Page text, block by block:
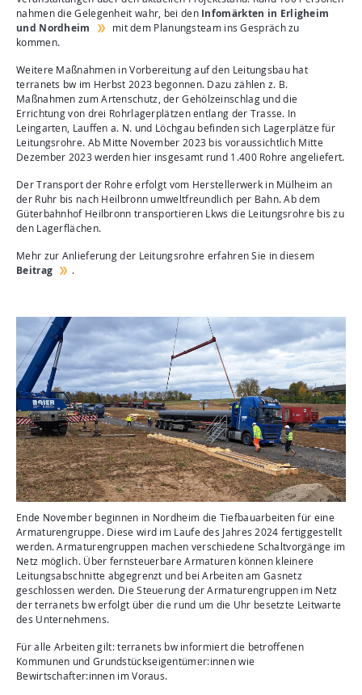
nahmen die Gelegenheit wahr, bei den Infomärkten in Erligheim
und Nordheim
mit dem Planungsteam ins Gespräch zu
kommen.
Weitere Maßnahmen in Vorbereitung auf den Leitungsbau hat
terranets bw im Herbst 2023 begonnen. Dazu zählen z. B.
Maßnahmen zum Artenschutz, der Gehölzeinschlag und die
Errichtung von drei Rohrlagerplätzen entlang der Trasse. In
Leingarten, Lauffen a. N. und Löchgau befinden sich Lagerplätze für
Leitungsrohre. Ab Mitte November 2023 bis voraussichtlich Mitte
Dezember 2023 werden hier insgesamt rund 1.400 Rohre angeliefert.
Der Transport der Rohre erfolgt vom Herstellerwerk in Mülheim an
der Ruhr bis nach Heilbronn umweltfreundlich per Bahn. Ab dem
Güterbahnhof Heilbronn transportieren Lkws die Leitungsrohre bis zu
den Lagerflächen.
Mehr zur Anlieferung der Leitungsrohre erfahren Sie in diesem
Beitrag
.
Ende November beginnen in Nordheim die Tiefbauarbeiten für eine
Armaturengruppe. Diese wird im Laufe des Jahres 2024 fertiggestellt
werden. Armaturengruppen machen verschiedene Schaltvorgänge im
Netz möglich. Über fernsteuerbare Armaturen können kleinere
Leitungsabschnitte abgegrenzt und bei Arbeiten am Gasnetz
geschlossen werden. Die Steuerung der Armaturengruppen im Netz
der terranets bw erfolgt über die rund um die Uhr besetzte Leitwarte
des Unternehmens.
Für alle Arbeiten gilt: terranets bw informiert die betroffenen
Kommunen und Grundstückseigentümer:innen wie
Bewirtschafter:innen im Voraus.